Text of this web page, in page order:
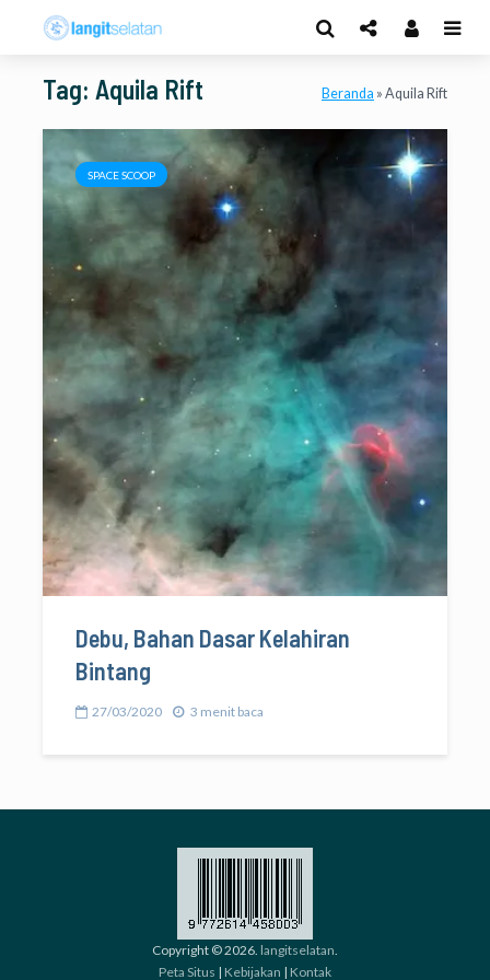
Tag: Aquila Rift Beranda » Aquila Rift
SPACE SCOOP
Debu, Bahan Dasar Kelahiran
Bintang
27/03/2020 3 menit baca
Copyright © 2026. langitselatan
Peta Situs | Kebijakan | Kontak